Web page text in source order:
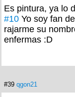
Es pintura, ya lo
#10 Yo soy fan
rajarme su
enfermas :D
#39 qgon21